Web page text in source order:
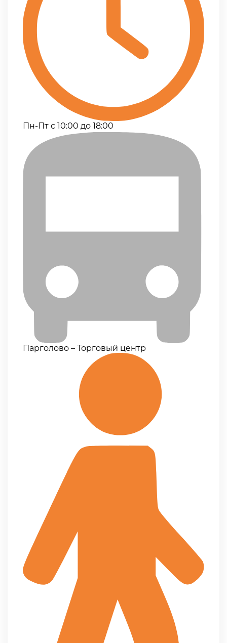
Пн-Пт с 10:00 до 18:00
Парголово – Торговый центр